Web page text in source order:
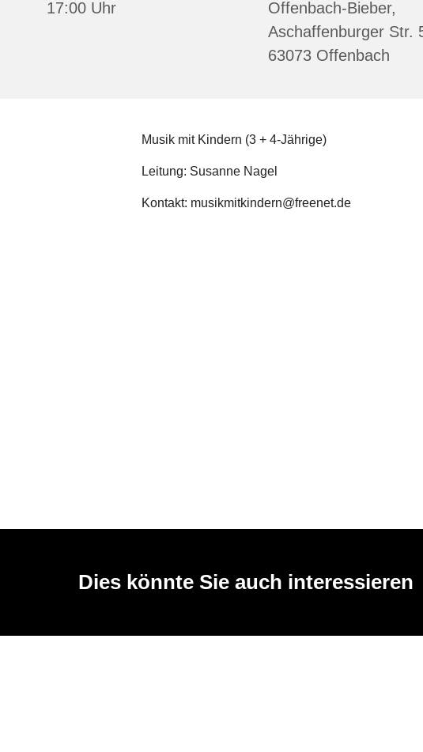
17:00 Uhr
Offenbach-Bieber,
Aschaffenburger Str.
63073 Offenbach
Musik mit Kindern (3 + 4-Jährige)
Leitung: Susanne Nagel
Kontakt: musikmitkindern@freenet.de
Dies könnte Sie auch interessieren